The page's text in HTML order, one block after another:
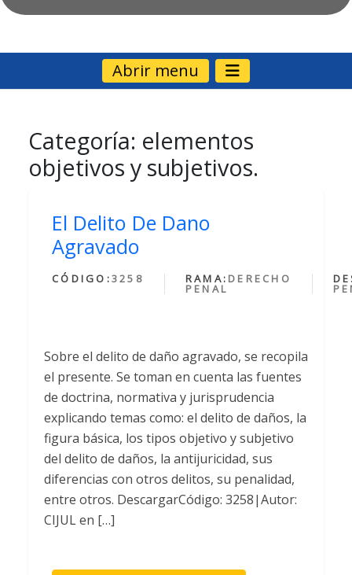
Abrir menu
Categoría: elementos
objetivos y subjetivos.
El Delito De Dano
Agravado
CÓDIGO:3258 RAMA: DERECHO
PENAL
Sobre el delito de daño agravado, se recopila
el presente. Se toman en cuenta las fuentes
de doctrina, normativa y jurisprudencia
explicando temas como: el delito de daños, la
figura básica, los tipos objetivo y subjetivo
del delito de daños, la antijuricidad, sus
diferencias con otros delitos, su penalidad,
entre otros. DescargarCódigo: 3258|Autor:
CIJUL en […]